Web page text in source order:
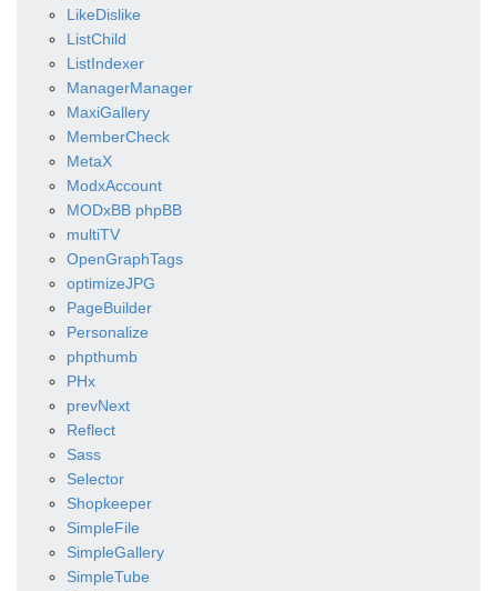
LikeDislike
ListChild
ListIndexer
ManagerManager
MaxiGallery
MemberCheck
MetaX
ModxAccount
MODxBB phpBB
multiTV
OpenGraphTags
optimizeJPG
PageBuilder
Personalize
phpthumb
PHx
prevNext
Reflect
Sass
Selector
Shopkeeper
SimpleFile
SimpleGallery
SimpleTube